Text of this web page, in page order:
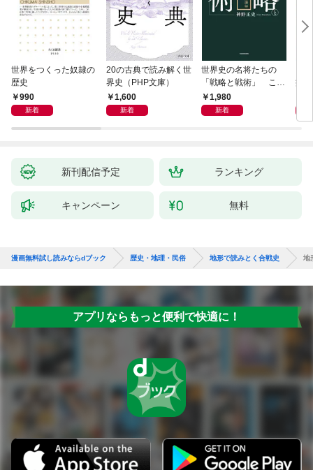
世界をつくった奴隷の
歴史
990
新着
20の古典で読み解く世
界史（PHP文庫）
1,600
新着
世界史の名将たちの
「戦略と戦術」 この
社会で賢く生きる方法
は歴史が教えてくれる
1,980
新着
痛
新刊配信予定 ランキング
キャンペーン 無料
漫画無料試し読みならdブック 歴史・地理・民俗 地形で読みとく合戦史 地
アプリならもっと便利で快適に！